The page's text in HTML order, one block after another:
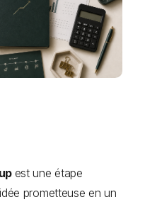
est une étape
prometteuse en un